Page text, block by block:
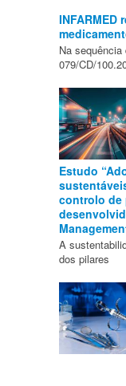
INFARMED
Na
079/CD/
Estudo
controlo de
A
dos pilares